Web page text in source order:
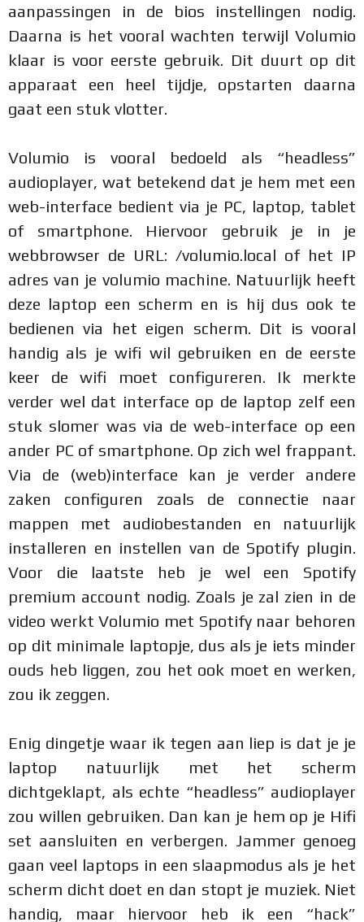
aanpassingen in de bios instellingen nodig.
Daarna is het vooral wachten terwijl Volumio
klaar is voor eerste gebruik. Dit duurt op dit
apparaat een heel tijdje, opstarten daarna
gaat een stuk vlotter.
Volumio is vooral bedoeld als “headless”
audioplayer, wat betekend dat je hem met een
web-interface bedient via je PC, laptop, tablet
of smartphone. Hiervoor gebruik je in je
webbrowser de URL: /volumio.local of het IP
adres van je volumio machine. Natuurlijk heeft
deze laptop een scherm en is hij dus ook te
bedienen via het eigen scherm. Dit is vooral
handig als je wifi wil gebruiken en de eerste
keer de wifi moet configureren. Ik merkte
verder wel dat interface op de laptop zelf een
stuk slomer was via de web-interface op een
ander PC of smartphone. Op zich wel frappant.
Via de (web)interface kan je verder andere
zaken configuren zoals de connectie naar
mappen met audiobestanden en natuurlijk
installeren en instellen van de Spotify plugin.
Voor die laatste heb je wel een Spotify
premium account nodig. Zoals je zal zien in de
video werkt Volumio met Spotify naar behoren
op dit minimale laptopje, dus als je iets minder
ouds heb liggen, zou het ook moet en werken,
zou ik zeggen.
Enig dingetje waar ik tegen aan liep is dat je je
laptop natuurlijk met het scherm
dichtgeklapt, als echte “headless” audioplayer
zou willen gebruiken. Dan kan je hem op je Hifi
set aansluiten en verbergen. Jammer genoeg
gaan veel laptops in een slaapmodus als je het
scherm dicht doet en dan stopt je muziek. Niet
handig, maar hiervoor heb ik een “hack”